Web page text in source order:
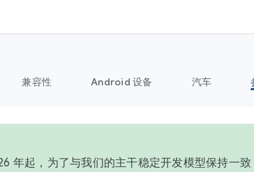
兼容性 Android 设备 汽车
年起，为了与我们的主干稳定开发模型保持一